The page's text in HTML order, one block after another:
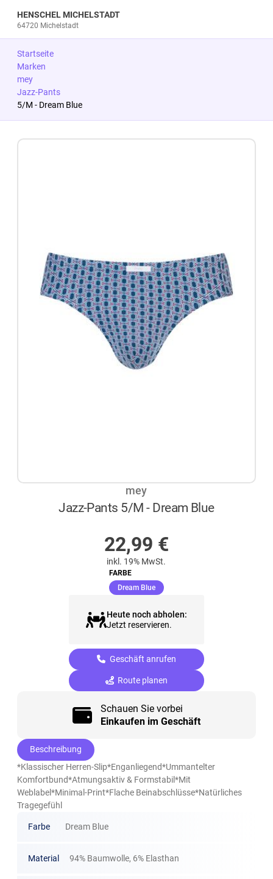
HENSCHEL MICHELSTADT
64720 Michelstadt
Startseite
Marken
mey
Jazz-Pants
5/M - Dream Blue
mey
Jazz-Pants 5/M - Dream Blue
22,99 €
inkl. 19% MwSt.
FARBE
Dream Blue(ausgewählt)
Heute noch abholen:
Jetzt reservieren.
Geschäft anrufen
Route planen
Schauen Sie vorbei
Einkaufen im Geschäft
Beschreibung
*Klassischer Herren-Slip*Enganliegend*Ummantelter
Komfortbund*Atmungsaktiv & Formstabil*Mit
Weblabel*Minimal-Print*Flache Beinabschlüsse*Natürliches
Tragegefühl
Farbe Dream Blue
Material 94% Baumwolle, 6% Elasthan